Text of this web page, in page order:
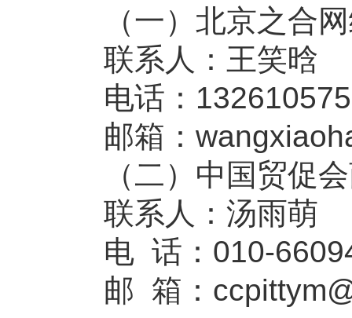
（一）北京之合
联系人：王笑晗
电话：
邮箱：
（二）中国贸促
联系人：汤雨萌
电 话：010-
邮 箱：